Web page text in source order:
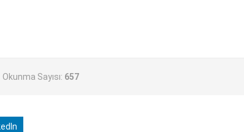
Okunma Sayısı: 657